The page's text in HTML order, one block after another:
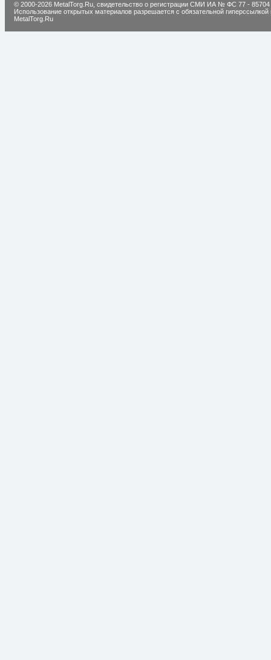
© 2000-2026 MetalTorg.Ru, cвидетельство о регистрации СМИ ИА № ФС 77 - 85704
Использование открытых материалов разрешается с обязательной гиперссылкой
MetalTorg.Ru